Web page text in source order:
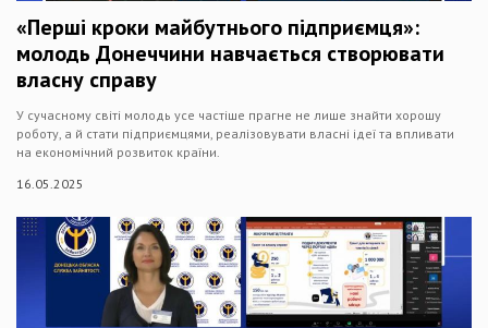
«Перші кроки майбутнього підприємця»:
молодь Донеччини навчається створювати
власну справу
У сучасному світі молодь усе частіше прагне не лише знайти хорошу
роботу, а й стати підприємцями, реалізовувати власні ідеї та впливати
на економічний розвиток країни.
16.05.2025